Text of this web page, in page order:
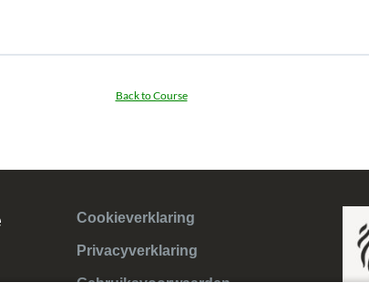
Back to Course
Cookieverklaring
Privacyverklaring
Gebruiksvoorwaarden